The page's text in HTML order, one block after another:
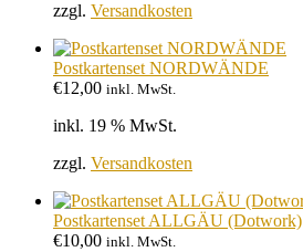
zzgl. Versandkosten
Postkartenset NORDWÄNDE
€12,00 inkl. MwSt.
inkl. 19 % MwSt.
zzgl. Versandkosten
Postkartenset ALLGÄU (Dotwork)
€10,00 inkl. MwSt.